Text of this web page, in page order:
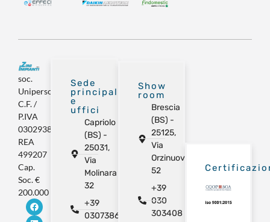
soc.
Unipersonale
C.F. /
P.IVA
03029380981
REA
499207
Cap.
Soc. €
200.000
Sede
principale
e
uffici
Capriolo
(BS) -
25031,
Via
Molinara
32
+39
0307386325
Show
room
Brescia
(BS) -
25125,
Via
Orzinuovi
52
+39
030
303408